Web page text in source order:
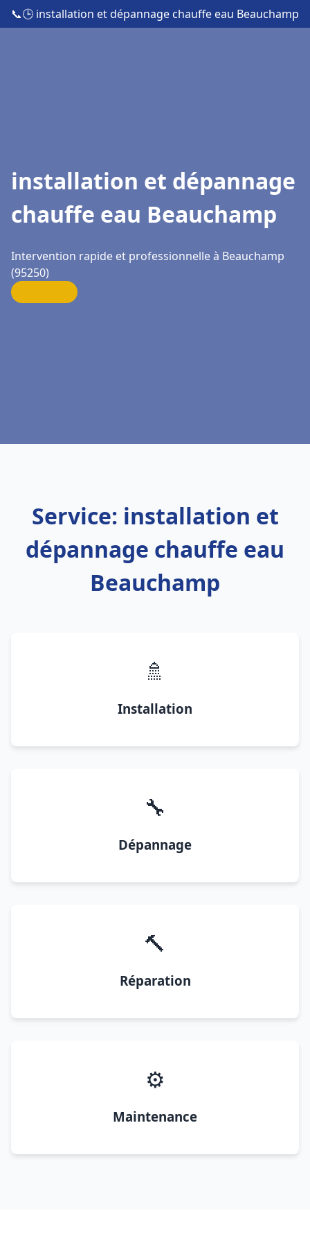
📞🕒 installation et dépannage chauffe eau Beauchamp
installation et dépannage
chauffe eau Beauchamp
Intervention rapide et professionnelle à Beauchamp
(95250)
Service: installation et
dépannage chauffe eau
Beauchamp
🚿
Installation
🔧
Dépannage
🔨
Réparation
⚙️
Maintenance